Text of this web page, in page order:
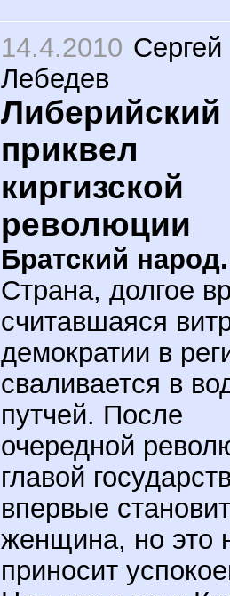
14.4.2010 Сергей
Лебедев
Либерийский
приквел
киргизской
революции
Братский народ.
Страна, долгое
считавшаяся
демократии в
сваливается в
путчей. После
очередной
главой
впервые
женщина, но это
приносит